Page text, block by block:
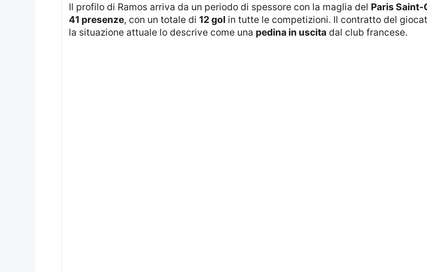
Il profilo di Ramos arriva da un periodo di spessore con la maglia del Paris Saint-
41 presenze, con un totale di 12 gol in tutte le competizioni. Il contratto del
la situazione attuale lo descrive come una pedina in uscita dal club francese.